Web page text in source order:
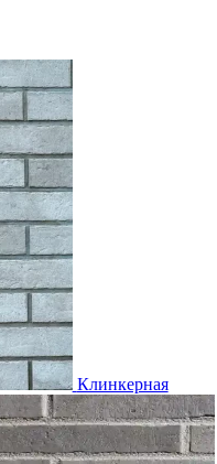
Клинкерная